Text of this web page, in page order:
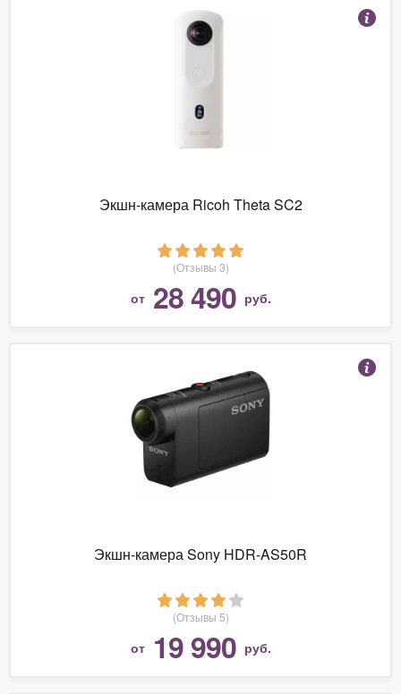
Экшн-камера Ricoh Theta SC2
(Отзывы 3)
от 28 490 руб.
Экшн-камера Sony HDR-AS50R
(Отзывы 5)
от 19 990 руб.